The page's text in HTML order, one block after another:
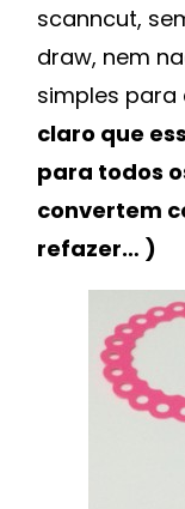
scanncut,
draw, nem
simples para
claro que
para todos
convertem
refazer… )